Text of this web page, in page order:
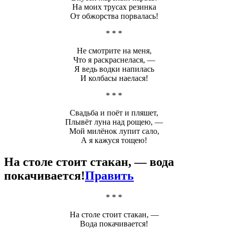
На моих трусах резинка
От обжорства порвалась!
* * *
Не смотрите на меня,
Что я раскраснелася, —
Я ведь водки напилась
И колбасы наелася!
* * *
Свадьба и поёт и пляшет,
Плывёт луна над рощею, —
Мой милёнок лупит сало,
А я кажуся тощею!
На столе стоит стакан, — вода
покачивается!Править
* * *
На столе стоит стакан, —
Вода покачивается!